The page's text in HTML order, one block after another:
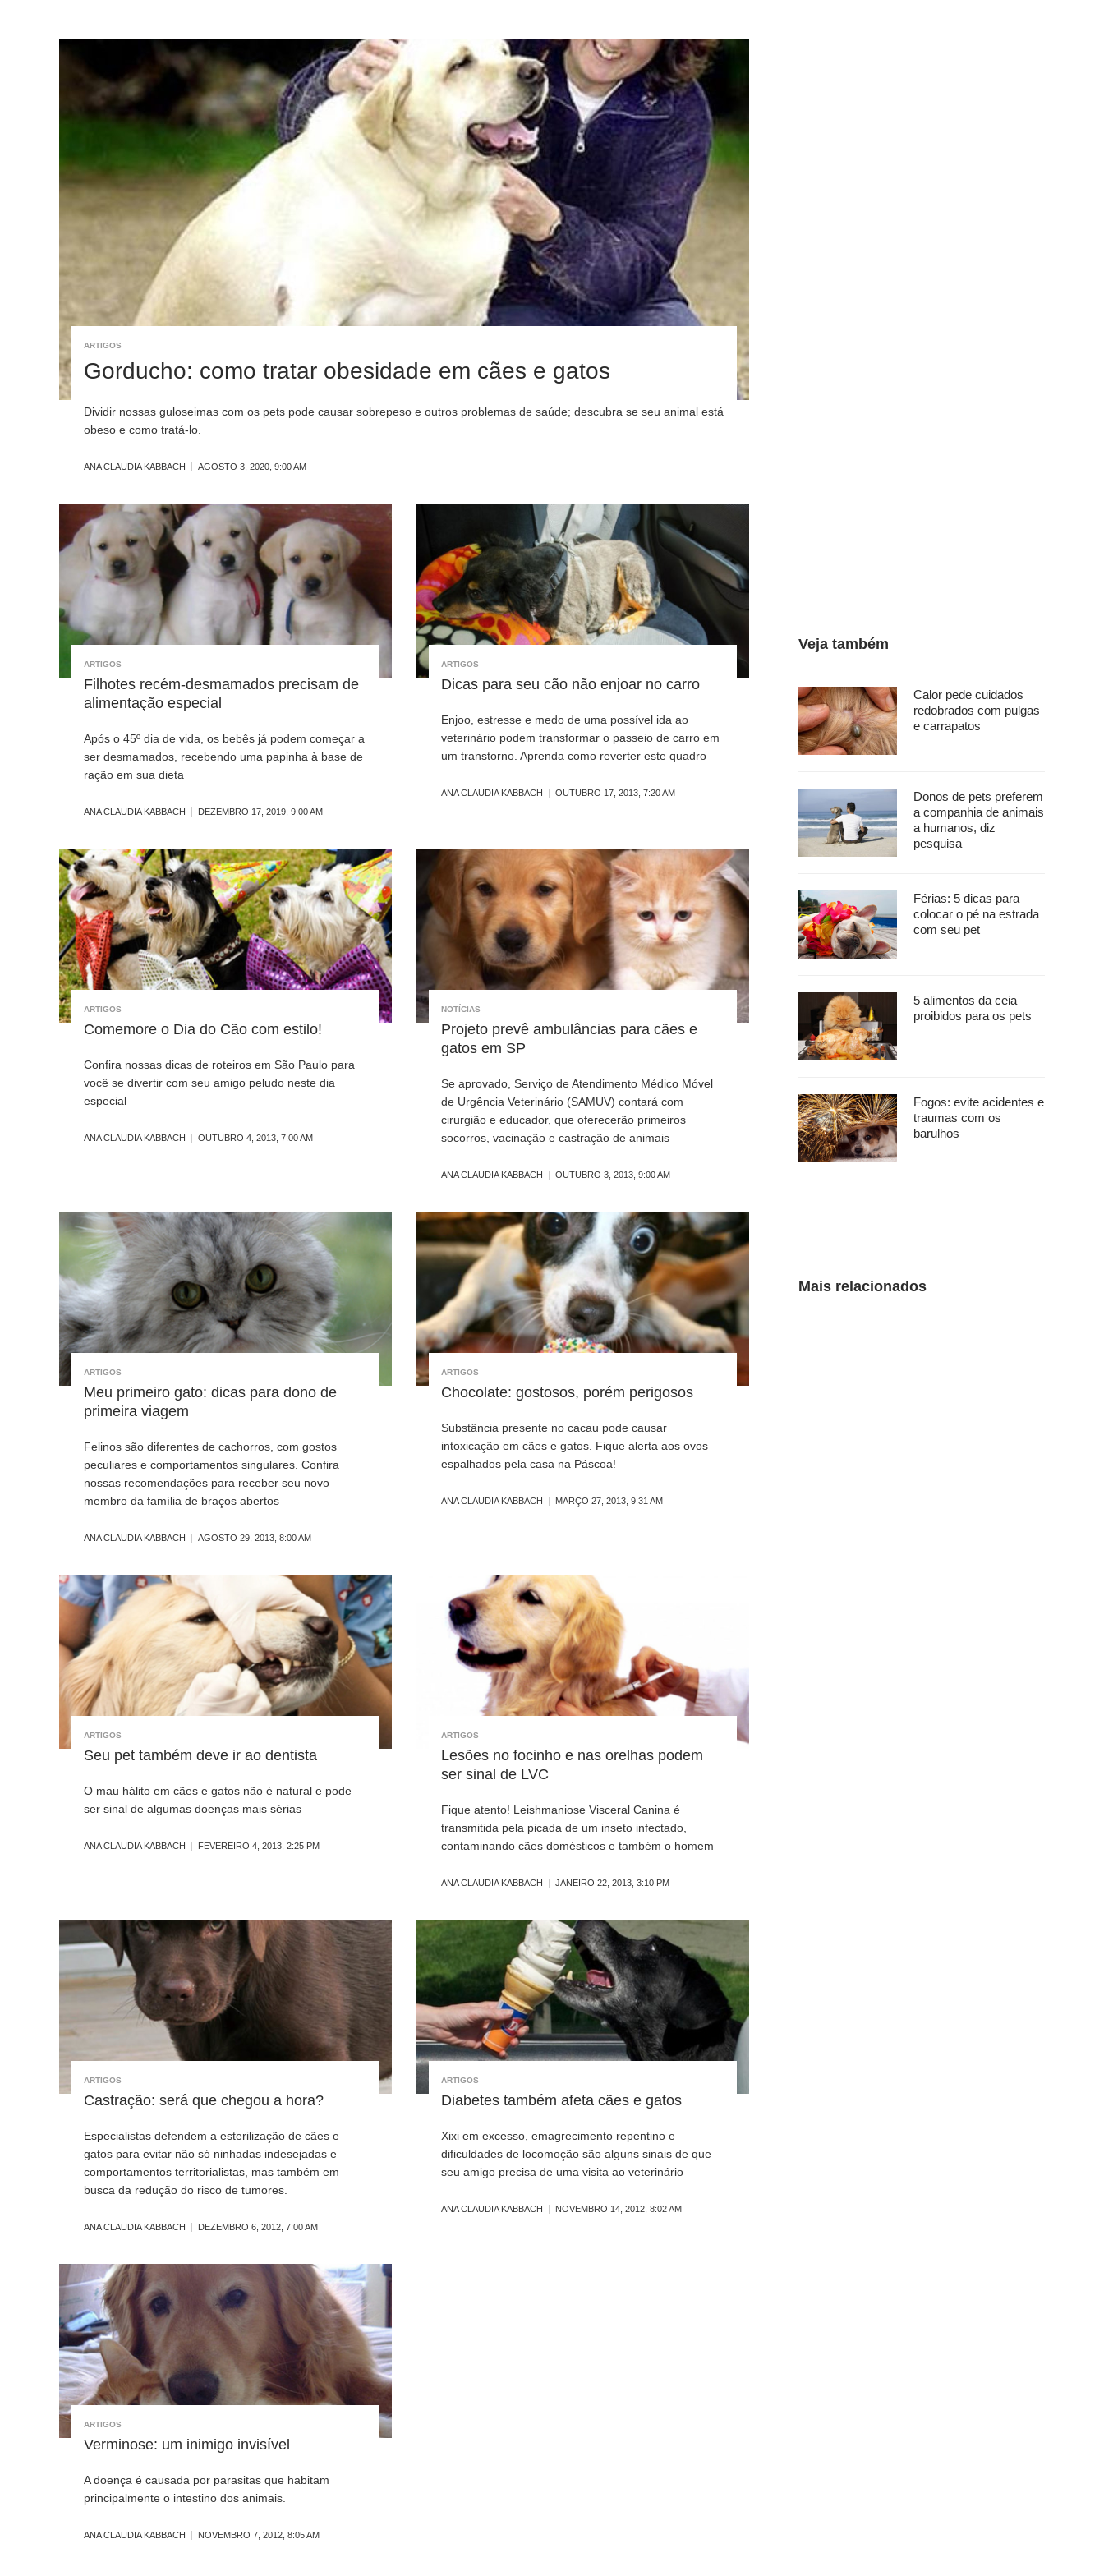
ARTIGOS
Gorducho: como tratar obesidade em cães e gatos
Dividir nossas guloseimas com os pets pode causar sobrepeso e outros problemas de saúde; descubra se seu animal está
obeso e como tratá-lo.
ANA CLAUDIA KABBACH AGOSTO 3, 2020, 9:00 AM
ARTIGOS
Filhotes recém-desmamados precisam de
alimentação especial
Após o 45º dia de vida, os bebês já podem começar a
ser desmamados, recebendo uma papinha à base de
ração em sua dieta
ANA CLAUDIA KABBACH DEZEMBRO 17, 2019, 9:00 AM
ARTIGOS
Dicas para seu cão não enjoar no carro
Enjoo, estresse e medo de uma possível ida ao
veterinário podem transformar o passeio de carro em
um transtorno. Aprenda como reverter este quadro
ANA CLAUDIA KABBACH OUTUBRO 17, 2013, 7:20 AM
ARTIGOS
Comemore o Dia do Cão com estilo!
Confira nossas dicas de roteiros em São Paulo para
você se divertir com seu amigo peludo neste dia
especial
ANA CLAUDIA KABBACH OUTUBRO 4, 2013, 7:00 AM
NOTÍCIAS
Projeto prevê ambulâncias para cães e
gatos em SP
Se aprovado, Serviço de Atendimento Médico Móvel
de Urgência Veterinário (SAMUV) contará com
cirurgião e educador, que oferecerão primeiros
socorros, vacinação e castração de animais
ANA CLAUDIA KABBACH OUTUBRO 3, 2013, 9:00 AM
ARTIGOS
Meu primeiro gato: dicas para dono de
primeira viagem
Felinos são diferentes de cachorros, com gostos
peculiares e comportamentos singulares. Confira
nossas recomendações para receber seu novo
membro da família de braços abertos
ANA CLAUDIA KABBACH AGOSTO 29, 2013, 8:00 AM
ARTIGOS
Chocolate: gostosos, porém perigosos
Substância presente no cacau pode causar
intoxicação em cães e gatos. Fique alerta aos ovos
espalhados pela casa na Páscoa!
ANA CLAUDIA KABBACH MARÇO 27, 2013, 9:31 AM
ARTIGOS
Seu pet também deve ir ao dentista
O mau hálito em cães e gatos não é natural e pode
ser sinal de algumas doenças mais sérias
ANA CLAUDIA KABBACH FEVEREIRO 4, 2013, 2:25 PM
ARTIGOS
Lesões no focinho e nas orelhas podem
ser sinal de LVC
Fique atento! Leishmaniose Visceral Canina é
transmitida pela picada de um inseto infectado,
contaminando cães domésticos e também o homem
ANA CLAUDIA KABBACH JANEIRO 22, 2013, 3:10 PM
ARTIGOS
Castração: será que chegou a hora?
Especialistas defendem a esterilização de cães e
gatos para evitar não só ninhadas indesejadas e
comportamentos territorialistas, mas também em
busca da redução do risco de tumores.
ANA CLAUDIA KABBACH DEZEMBRO 6, 2012, 7:00 AM
ARTIGOS
Diabetes também afeta cães e gatos
Xixi em excesso, emagrecimento repentino e
dificuldades de locomoção são alguns sinais de que
seu amigo precisa de uma visita ao veterinário
ANA CLAUDIA KABBACH NOVEMBRO 14, 2012, 8:02 AM
ARTIGOS
Verminose: um inimigo invisível
A doença é causada por parasitas que habitam
principalmente o intestino dos animais.
ANA CLAUDIA KABBACH NOVEMBRO 7, 2012, 8:05 AM
Veja também
Calor pede cuidados
redobrados com pulgas
e carrapatos
Donos de pets preferem
a companhia de animais
a humanos, diz
pesquisa
Férias: 5 dicas para
colocar o pé na estrada
com seu pet
5 alimentos da ceia
proibidos para os pets
Fogos: evite acidentes e
traumas com os
barulhos
Mais relacionados